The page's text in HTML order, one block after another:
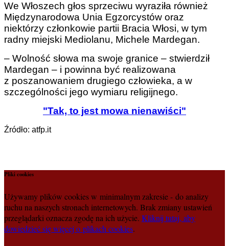
We Włoszech głos sprzeciwu wyraziła również
Międzynarodowa Unia Egzorcystów oraz
niektórzy członkowie partii Bracia Włosi, w tym
radny miejski Mediolanu, Michele Mardegan.
– Wolność słowa ma swoje granice – stwierdził
Mardegan – i powinna być realizowana
z poszanowaniem drugiego człowieka, a w
szczególności jego wymiaru religijnego.
"Tak, to jest mowa nienawiści"
Źródło: atfp.it
Pliki cookies
Używamy plików cookies w minimalnym zakresie - do analizy
ruchu na naszych stronach internetowych. Brak zmiany ustawień
przeglądarki oznacza zgodę na ich użycie. Kliknij tutaj, aby
dowiedzieć się więcej o plikach cookies.